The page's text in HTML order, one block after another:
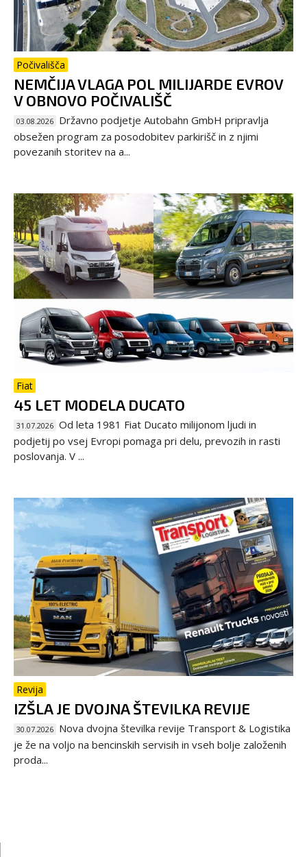
Počivališča
NEMČIJA VLAGA POL MILIJARDE EVROV
V OBNOVO POČIVALIŠČ
03.08.2026 Državno podjetje Autobahn GmbH pripravlja
obsežen program za posodobitev parkirišč in z njimi
povezanih storitev na a...
Fiat
45 LET MODELA DUCATO
31.07.2026 Od leta 1981 Fiat Ducato milijonom ljudi in
podjetij po vsej Evropi pomaga pri delu, prevozih in rasti
poslovanja. V ...
Revija
IZŠLA JE DVOJNA ŠTEVILKA REVIJE
30.07.2026 Nova dvojna številka revije Transport & Logistika
je že na voljo na bencinskih servisih in vseh bolje založenih
proda...